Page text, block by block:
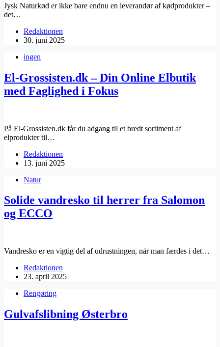
​Jysk Naturkød er ikke bare endnu en leverandør af kødprodukter –
det…
Redaktionen
30. juni 2025
ingen
El-Grossisten.dk – Din Online Elbutik
med Faglighed i Fokus
På ​El-Grossisten.dk får du adgang til et bredt sortiment af
elprodukter til…
Redaktionen
13. juni 2025
Natur
Solide vandresko til herrer fra Salomon
og ECCO
Vandresko er en vigtig del af udrustningen, når man færdes i det…
Redaktionen
23. april 2025
Rengøring
Gulvafslibning Østerbro